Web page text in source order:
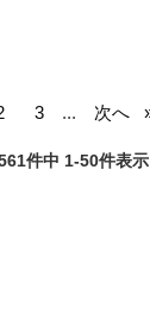
3 ... 次へ
件中 1-50件表示